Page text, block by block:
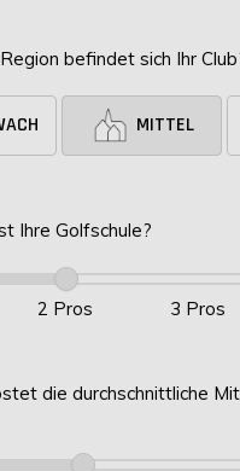
befindet sich Ihr
MITTEL
Ihre Golfschule?
2 Pros 3 Pros
die durchschnittliche